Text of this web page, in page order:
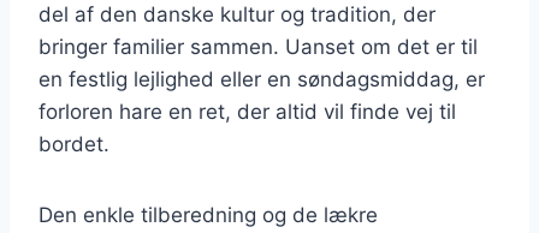
del af den danske kultur og tradition, der
bringer familier sammen. Uanset om det er til
en festlig lejlighed eller en søndagsmiddag, er
forloren hare en ret, der altid vil finde vej til
bordet.
Den enkle tilberedning og de lækre